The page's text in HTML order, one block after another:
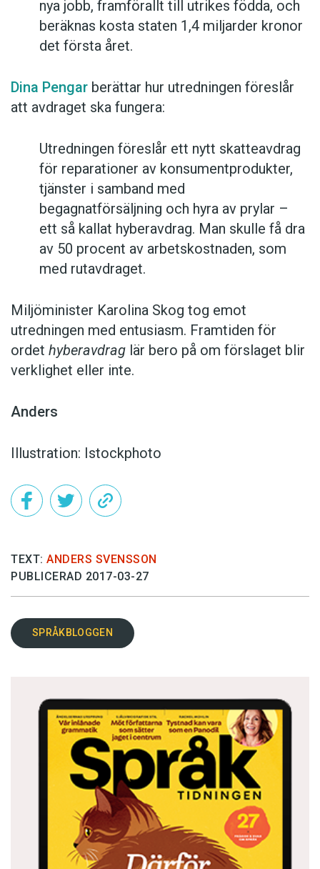
nya jobb, framförallt till utrikes födda, och
beräknas kosta staten 1,4 miljarder kronor
det första året.
Dina Pengar berättar hur utredningen föreslår
att avdraget ska fungera:
Utredningen föreslår ett nytt skatteavdrag
för reparationer av konsumentprodukter,
tjänster i samband med
begagnatförsäljning och hyra av prylar –
ett så kallat hyberavdrag. Man skulle få dra
av 50 procent av arbetskostnaden, som
med rutavdraget.
Miljöminister Karolina Skog tog emot
utredningen med entusiasm. Framtiden för
ordet hyberavdrag lär bero på om förslaget blir
verklighet eller inte.
Anders
Illustration: Istockphoto
TEXT: ANDERS SVENSSON
PUBLICERAD 2017-03-27
SPRÅKBLOGGEN